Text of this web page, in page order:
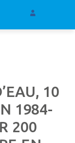
10
1984-
200